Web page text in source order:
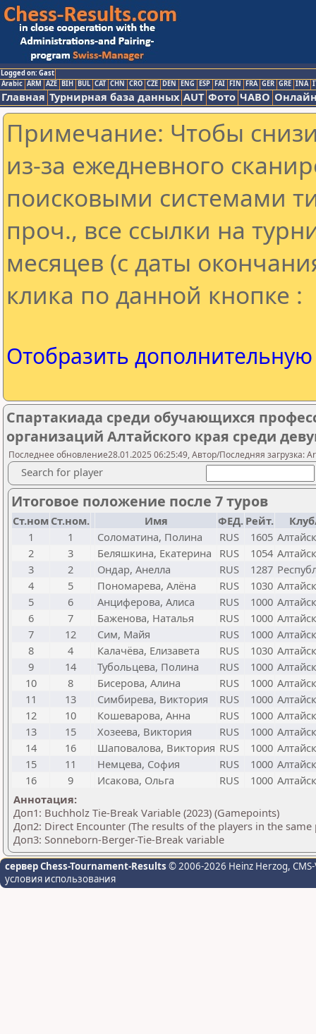
Logged on: Gast
Arabic ARM AZE BIH BUL CAT CHN CRO CZE DEN ENG ESP FAI FIN FRA GER GRE INA
Главная Турнирная база данных AUT Фото ЧАВО
Примечание: Чтобы
из-за ежедневного
поисковыми системами
проч., все ссылки на
месяцев (с даты
клика по данной кнопке :
Отобразить
Спартакиада среди обучающихся
организаций Алтайского края среди
Последнее обновление28.01.2025 06:25:49, Автор/Последняя загрузка:
Search for player
Итоговое положение после 7 туров
Ст.ном Ст.ном. Имя ФЕД. Рейт.
1
1 Соломатина, Полина RUS 1605
2
3 Беляшкина, Екатерина RUS 1054
3
2 Ондар, Анелла RUS 1287
4
5 Пономарева, Алёна RUS 1030
5
6 Анциферова, Алиса RUS 1000
6
7 Баженова, Наталья RUS 1000
7
12 Сим, Майя RUS 1000
8
4 Калачёва, Елизавета RUS 1030
9
14 Тубольцева, Полина RUS 1000
10
8 Бисерова, Алина RUS 1000
11
13 Симбирева, Виктория RUS 1000
12
10 Кошеварова, Анна RUS 1000
13
15 Хозеева, Виктория RUS 1000
14
16 Шаповалова, Виктория RUS 1000
15
11 Немцева, София RUS 1000
16
9 Исакова, Ольга RUS 1000
Аннотация:
Доп1: Buchholz Tie-Break Variable (2023) (Gamepoints)
Доп2: Direct Encounter (The results of the players in the
Доп3: Sonneborn-Berger-Tie-Break variable
сервер Chess-Tournament-Results © 2006-2026 Heinz Herzog,
условия использования